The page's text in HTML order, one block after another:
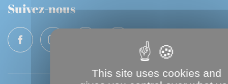
Suivez-nous
This site uses cookies and